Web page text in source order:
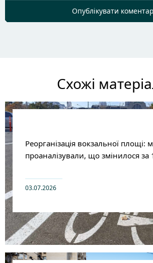
Схожі
Реорганізація вокзальної площі:
проаналізували, що змінилося за
03.07.2026